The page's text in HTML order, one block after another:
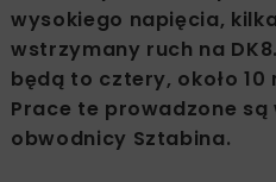
wysokiego napięcia,
wstrzymany ruch na
będą to cztery, około
Prace te prowadzone
obwodnicy Sztabina.